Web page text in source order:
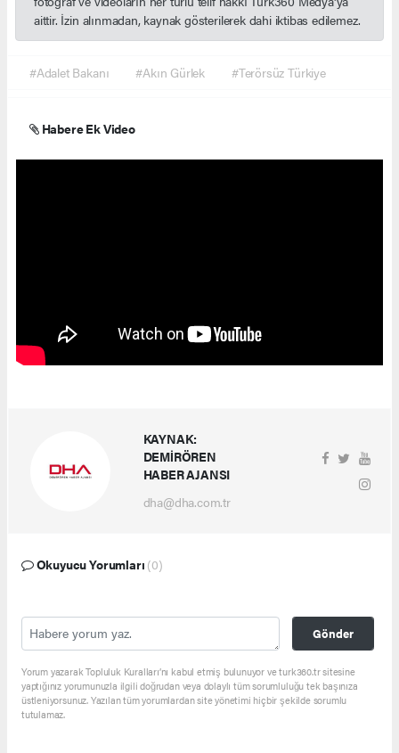
aittir. İzin alınmadan, kaynak gösterilerek dahi iktibas edilemez.
#Adalet Bakanı #Akın Gürlek #Terörsüz Türkiye
Habere Ek Video
KAYNAK:
DEMİRÖREN
HABER AJANSI
dha@dha.com.tr
Okuyucu Yorumları (0)
Gönder
Yorum yazarak Topluluk Kuralları’nı kabul etmiş bulunuyor ve turk360.tr sitesine
yaptığınız yorumunuzla ilgili doğrudan veya dolaylı tüm sorumluluğu tek başınıza
üstleniyorsunuz. Yazılan tüm yorumlardan site yönetimi hiçbir şekilde sorumlu
tutulamaz.